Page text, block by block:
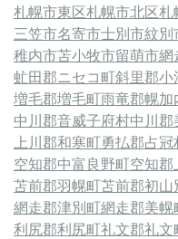
札幌市東区札幌市北区札
三笠市名寄市士別市紋別
稚内市苫小牧市留萌市網
虻田郡ニセコ町斜里郡小
増毛郡増毛町雨竜郡幌加
中川郡音威子府村中川郡
上川郡和寒町勇払郡占冠
空知郡中富良野町空知郡
苫前郡羽幌町苫前郡初山
網走郡津別町網走郡美幌
利尻郡利尻町礼文郡礼文